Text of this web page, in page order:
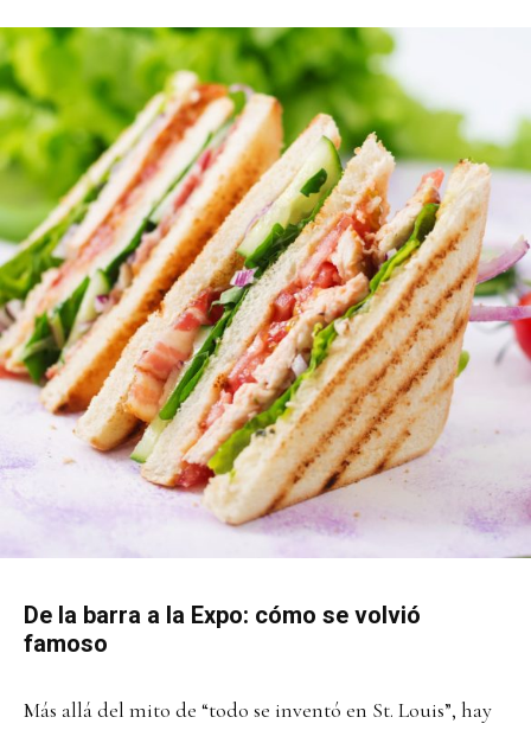
De la barra a la Expo: cómo se volvió
famoso
Más allá del mito de “todo se inventó en St. Louis”, hay